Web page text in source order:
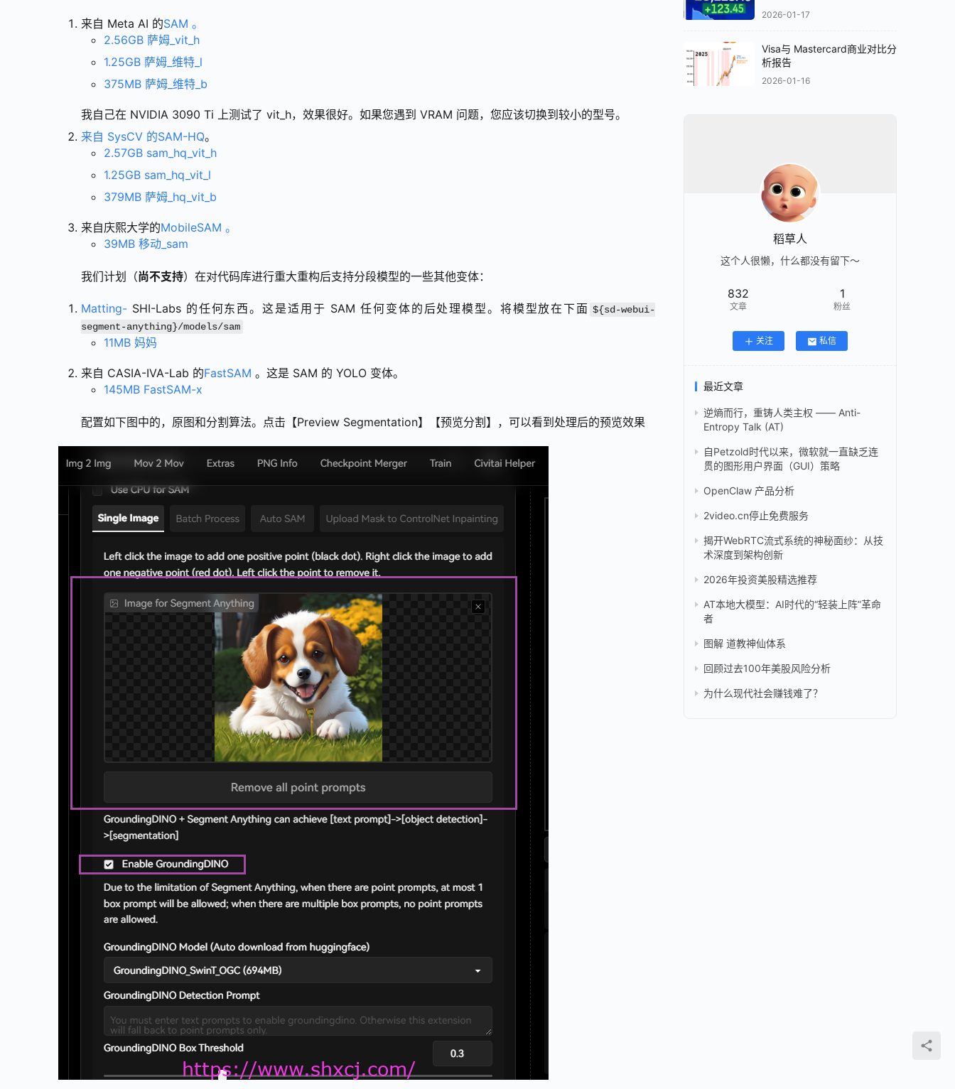
来自 Meta AI 的SAM 。
2.56GB 萨姆_vit_h
1.25GB 萨姆_维特_l
375MB 萨姆_维特_b
我自己在 NVIDIA 3090 Ti 上测试了 vit_h，效果很好。如果您遇到 VRAM 问题，您应该切换到较小的型号。
来自 SysCV 的SAM-HQ。
2.57GB sam_hq_vit_h
1.25GB sam_hq_vit_l
379MB 萨姆_hq_vit_b
来自庆熙大学的MobileSAM 。
39MB 移动_sam
我们计划（尚不支持）在对代码库进行重大重构后支持分段模型的一些其他变体：
Matting- SHI-Labs 的任何东西。这是适用于 SAM 任何变体的后处理模型。将模型放在下面 ${sd-webui-
segment-anything}/models/sam
11MB 妈妈
来自 CASIA-IVA-Lab 的FastSAM 。这是 SAM 的 YOLO 变体。
145MB FastSAM-x
配置如下图中的，原图和分割算法。点击【Preview Segmentation】【预览分割】，可以看到处理后的预览效果
2026-01-17
Visa与 Mastercard商业对比分
析报告
2026-01-16
稻草人
这个人很懒，什么都没有留下～
832
文章
1
粉丝
关注 私信
最近文章
逆熵而行，重铸人类主权 —— Anti-
Entropy Talk (AT)
自Petzold时代以来，微软就一直缺乏连
贯的图形用户界面（GUI）策略
OpenClaw 产品分析
2video.cn停止免费服务
揭开WebRTC流式系统的神秘面纱：从技
术深度到架构创新
2026年投资美股精选推荐
AT本地大模型：AI时代的“轻装上阵”革命
者
图解 道教神仙体系
回顾过去100年美股风险分析
为什么现代社会赚钱难了？